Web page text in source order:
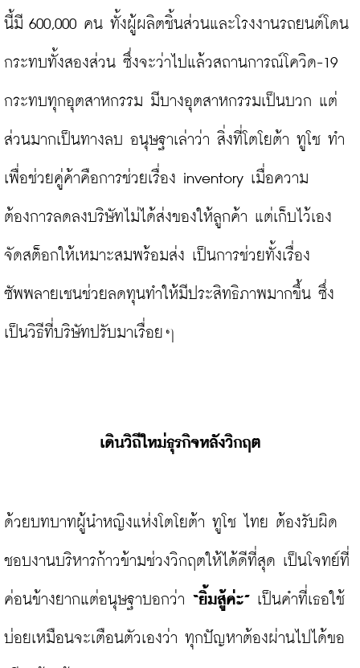
นี้มี 600,000 คน ทั้งผู้ผลิตชิ้นส่วนและโรงงานรถยนต์โดน
กระทบทั้งสองส่วน ซึ่งจะว่าไปแล้วสถานการณ์โควิด-19
กระทบทุกอุตสาหกรรม มีบางอุตสาหกรรมเป็นบวก แต่
ส่วนมากเป็นทางลบ อนุษฐาเล่าว่า สิ่งที่โตโยต้า ทูโช ทำ
เพื่อช่วยคู่ค้าคือการช่วยเรื่อง inventory เมื่อความ
ต้องการลดลงบริษัทไม่ได้ส่งของให้ลูกค้า แต่เก็บไว้เอง
จัดสต็อกให้เหมาะสมพร้อมส่ง เป็นการช่วยทั้งเรื่อง
ซัพพลายเชนช่วยลดทุนทำให้มีประสิทธิภาพมากขึ้น ซึ่ง
เป็นวิธีที่บริษัทปรับมาเรื่อยๆ
เดินวิถีใหม่ธุรกิจหลังวิกฤต
ด้วยบทบาทผู้นำหญิงแห่งโตโยต้า ทูโช ไทย ต้องรับผิด
ชอบงานบริหารก้าวข้ามช่วงวิกฤตให้ได้ดีที่สุด เป็นโจทย์ที่
ค่อนข้างยากแต่อนุษฐาบอกว่า “ยิ้มสู้ค่ะ” เป็นคำที่เธอใช้
บ่อยเหมือนจะเตือนตัวเองว่า ทุกปัญหาต้องผ่านไปได้ขอ